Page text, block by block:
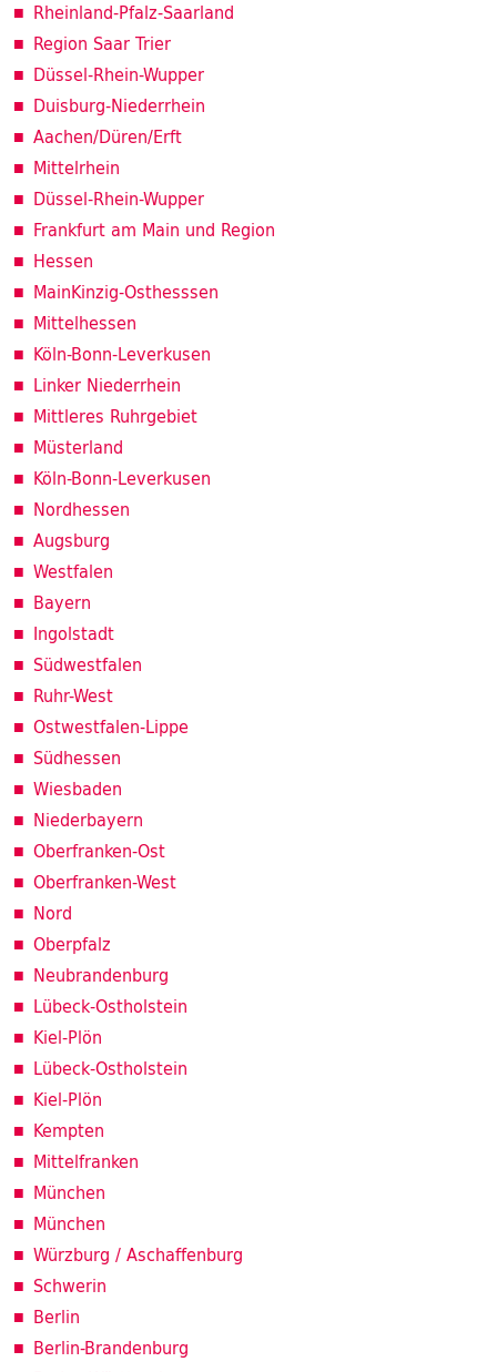
Rheinland-Pfalz-Saarland
Region Saar Trier
Düssel-Rhein-Wupper
Duisburg-Niederrhein
Aachen/Düren/Erft
Mittelrhein
Düssel-Rhein-Wupper
Frankfurt am Main und Region
Hessen
MainKinzig-Osthesssen
Mittelhessen
Köln-Bonn-Leverkusen
Linker Niederrhein
Mittleres Ruhrgebiet
Müsterland
Köln-Bonn-Leverkusen
Nordhessen
Augsburg
Westfalen
Bayern
Ingolstadt
Südwestfalen
Ruhr-West
Ostwestfalen-Lippe
Südhessen
Wiesbaden
Niederbayern
Oberfranken-Ost
Oberfranken-West
Nord
Oberpfalz
Neubrandenburg
Lübeck-Ostholstein
Kiel-Plön
Lübeck-Ostholstein
Kiel-Plön
Kempten
Mittelfranken
München
München
Würzburg / Aschaffenburg
Schwerin
Berlin
Berlin-Brandenburg